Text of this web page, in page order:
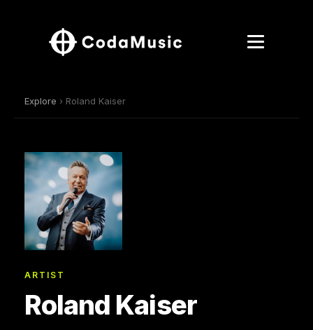
Explore › Roland Kaiser
ARTIST
Roland Kaiser